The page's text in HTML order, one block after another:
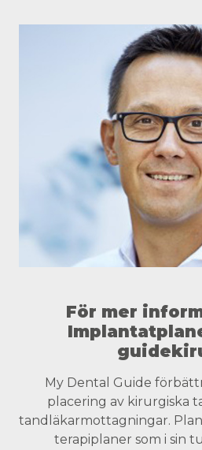
För mer
My Dental Guide
placering av kirurgiska
tandläkarmottagningar.
terapiplaner som i sin